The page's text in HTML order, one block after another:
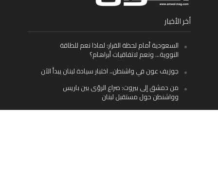
أخر الأخبار
السعودية أمام لحظة القرار: لماذا نعم للطاقة
النووية… ونعم لاتفاقيات أبراهام؟
جوزيف عون في واشنطن.. اختبار سيادة لبنان يبدأ الآن
من دمشق إلى بيروت: صراع الرؤى بين باريس
وواشنطن حول مستقبل لبنان
اليسار اللبناني «اليقظ» وسيادة الدولة: لماذا يُعدّ نزع